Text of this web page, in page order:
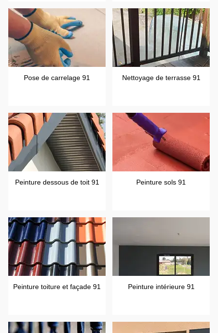
Pose de carrelage 91 Nettoyage de terrasse 91
Peinture dessous de toit 91 Peinture sols 91
Peinture toiture et façade 91 Peinture intérieure 91